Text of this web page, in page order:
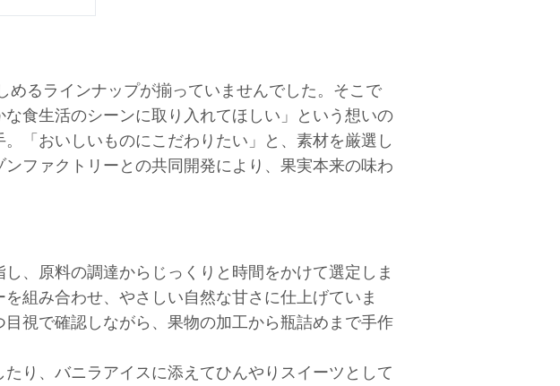
るラインナップが揃っていませんでした。そこで
食生活のシーンに取り入れてほしい」という想いの
「おいしいものにこだわりたい」と、素材を厳選し
ファクトリーとの共同開発により、果実本来の味わ
、原料の調達からじっくりと時間をかけて選定しま
組み合わせ、やさしい自然な甘さに仕上げていま
視で確認しながら、果物の加工から瓶詰めまで手作
り、バニラアイスに添えてひんやりスイーツとして